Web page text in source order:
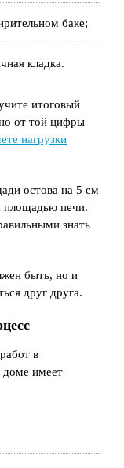
баке;
кладка.
итоговый
от той цифры
нагрузки
остова на 5 см
площадью печи.
знать
быть, но и
друг друга.
в
доме имеет